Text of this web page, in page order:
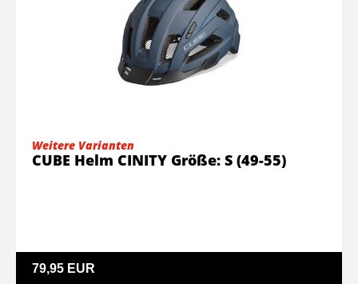
79,95 EUR
Weitere Varianten
CUBE Helm CINITY Größe: S (49-55)